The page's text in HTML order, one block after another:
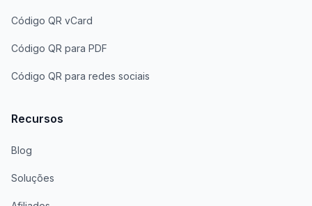
Código QR vCard
Código QR para PDF
Código QR para redes sociais
Recursos
Blog
Soluções